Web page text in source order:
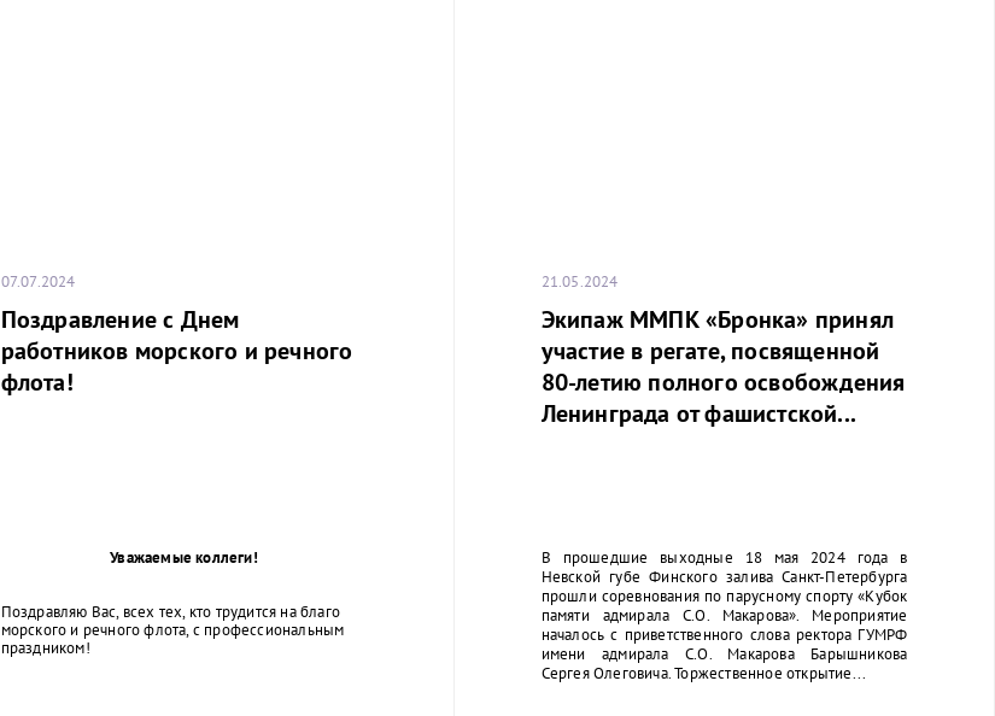
07.07.2024
Поздравление с Днем
работников морского и речного
флота!
Уважаемые коллеги!
Поздравляю Вас, всех тех, кто трудится на благо
морского и речного флота, с профессиональным
праздником!
21.05.2024
Экипаж ММПК «Бронка» принял
участие в регате, посвященной
80-летию полного освобождения
Ленинграда от фашистской...
В прошедшие выходные 18 мая 2024 года в
Невской губе Финского залива Санкт-Петербурга
прошли соревнования по парусному спорту «Кубок
памяти адмирала С.О. Макарова». Мероприятие
началось с приветственного слова ректора ГУМРФ
имени адмирала С.О. Макарова Барышникова
Сергея Олеговича. Торжественное открытие...